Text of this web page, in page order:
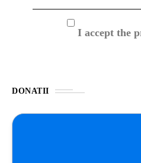
I accept the
DONATII